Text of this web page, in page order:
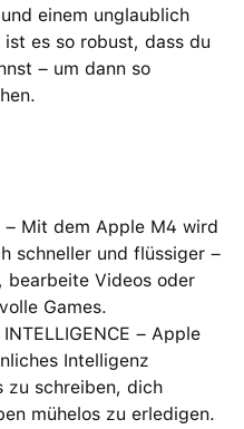
einem unglaublich
es so robust, dass du
– um dann so
– Mit dem Apple M4 wird
schneller und flüssiger –
bearbeite Videos oder
Games.
INTELLIGENCE – Apple
Intelligenz
zu schreiben, dich
mühelos zu erledigen.